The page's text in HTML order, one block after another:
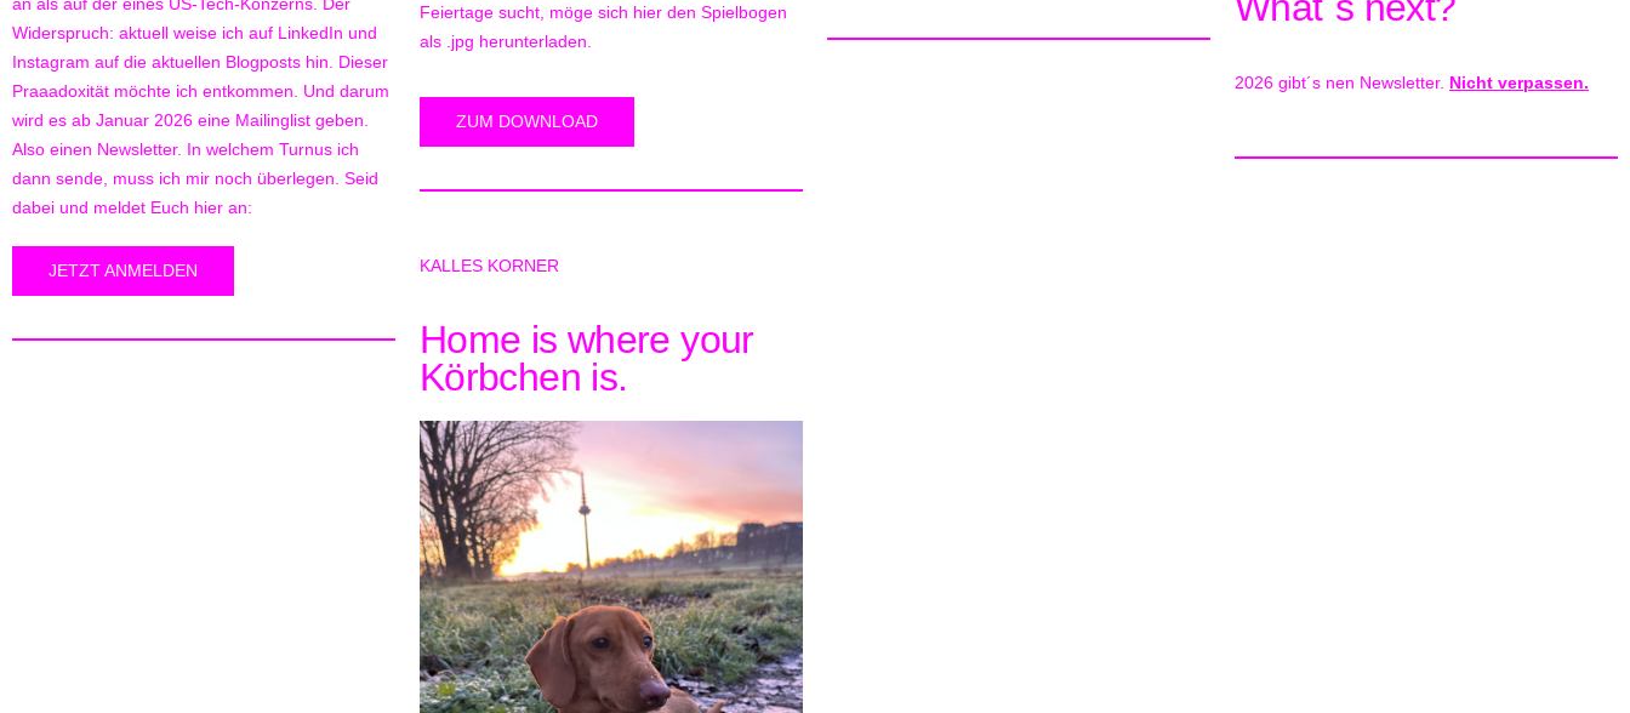
Widerspruch: aktuell weise ich auf LinkedIn und
Instagram auf die aktuellen Blogposts hin. Dieser
Praaadoxität möchte ich entkommen. Und darum
wird es ab Januar 2026 eine Mailinglist geben.
Also einen Newsletter. In welchem Turnus ich
dann sende, muss ich mir noch überlegen. Seid
dabei und meldet Euch hier an:
JETZT ANMELDEN
Feiertage sucht, möge sich hier den Spielbogen
als .jpg herunterladen.
ZUM DOWNLOAD
KALLES KORNER
Home is where your
Körbchen is.
2026 gibt´s nen Newsletter. Nicht verpassen.